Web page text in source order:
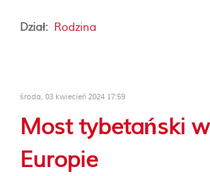
Dział: Rodzina
środa, 03 kwiecień 2024 17:59
Most tybetański w
Europie